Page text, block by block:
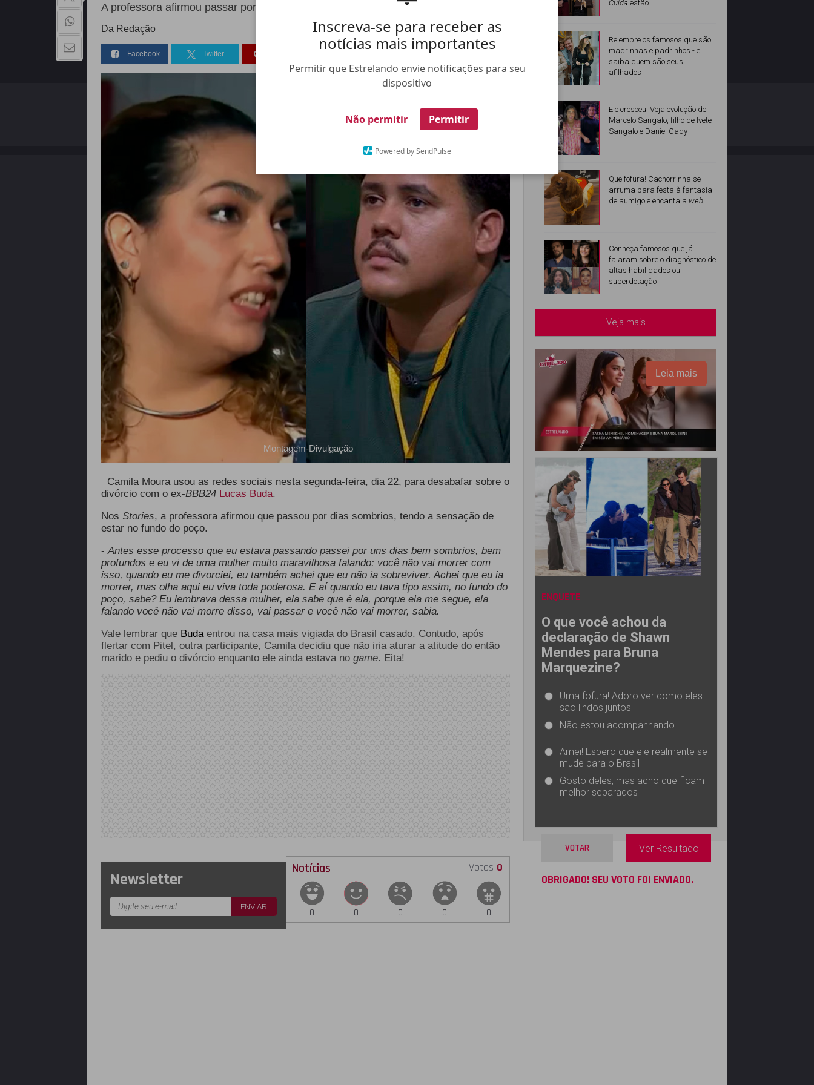
Inscreva-se para receber as
notícias mais importantes
Permitir que Estrelando envie notificações para seu
dispositivo
Não permitir Permitir
Powered by SendPulse
A professora afirmou passar por dias sombrios
Da Redação
Facebook Twitter
Montagem-Divulgação
Camila Moura usou as redes sociais nesta segunda-feira, dia 22, para desabafar sobre o
divórcio com o ex-BBB24 Lucas Buda.
Nos Stories, a professora afirmou que passou por dias sombrios, tendo a sensação de
estar no fundo do poço.
- Antes esse processo que eu estava passando passei por uns dias bem sombrios, bem
profundos e eu vi de uma mulher muito maravilhosa falando: você não vai morrer com
isso, quando eu me divorciei, eu também achei que eu não ia sobreviver. Achei que eu ia
morrer, mas olha aqui eu viva toda poderosa. E aí quando eu tava tipo assim, no fundo do
poço, sabe? Eu lembrava dessa mulher, ela sabe que é ela, porque ela me segue, ela
falando você não vai morre disso, vai passar e você não vai morrer, sabia.
Vale lembrar que Buda entrou na casa mais vigiada do Brasil casado. Contudo, após
flertar com Pitel, outra participante, Camila decidiu que não iria aturar a atitude do então
marido e pediu o divórcio enquanto ele ainda estava no game. Eita!
Newsletter
Notícias Votos 0
0 0 0 0 0
Cuida estão
Relembre os famosos que são
madrinhas e padrinhos - e
saiba quem são seus
afilhados
Ele cresceu! Veja evolução de
Marcelo Sangalo, filho de Ivete
Sangalo e Daniel Cady
Que fofura! Cachorrinha se
arruma para festa à fantasia
de aumigo e encanta a web
Conheça famosos que já
falaram sobre o diagnóstico de
altas habilidades ou
superdotação
Veja mais
Leia mais
ENQUETE
O que você achou da
declaração de Shawn
Mendes para Bruna
Marquezine?
Uma fofura! Adoro ver como eles
são lindos juntos
Não estou acompanhando
Amei! Espero que ele realmente se
mude para o Brasil
Gosto deles, mas acho que ficam
melhor separados
VOTAR Ver Resultado
OBRIGADO! SEU VOTO FOI ENVIADO.
QUEM SOMOS TRABALHE NO ESTRELANDO
Copyright - 2026 | Todos os direitos reservados Desenvolvido por